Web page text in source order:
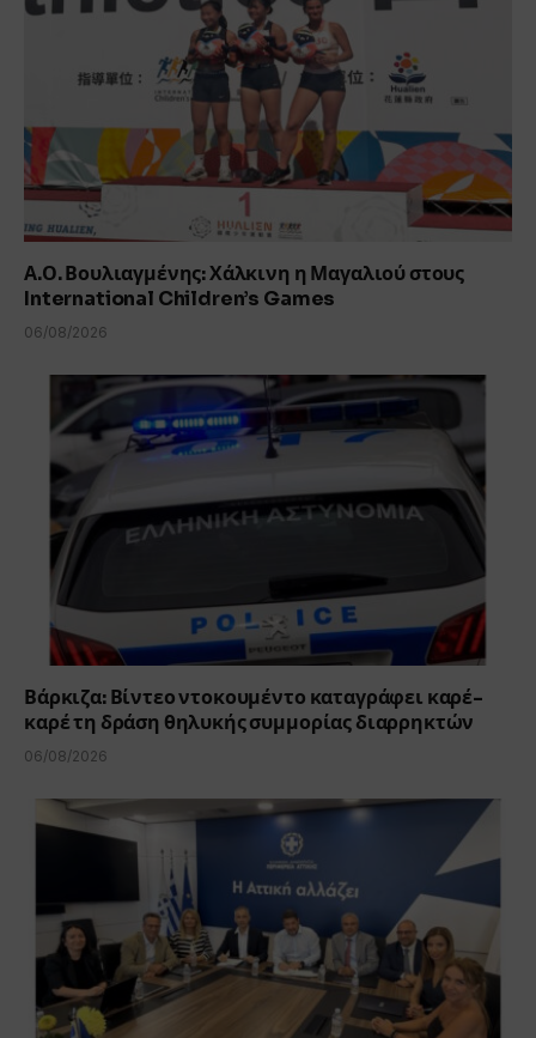
Α.Ο. Βουλιαγμένης: Χάλκινη η Μαγαλιού στους
International Children’s Games
06/08/2026
Βάρκιζα: Βίντεο ντοκουμέντο καταγράφει καρέ-
καρέ τη δράση θηλυκής συμμορίας διαρρηκτών
06/08/2026